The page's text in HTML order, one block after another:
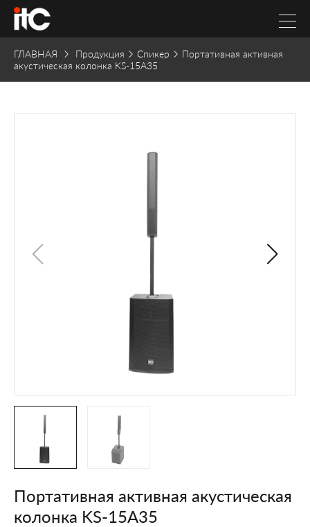
ГЛАВНАЯ Продукция Спикер
Портативная активная
акустическая колонка KS-15A35
Портативная активная акустическая
колонка KS-15A35